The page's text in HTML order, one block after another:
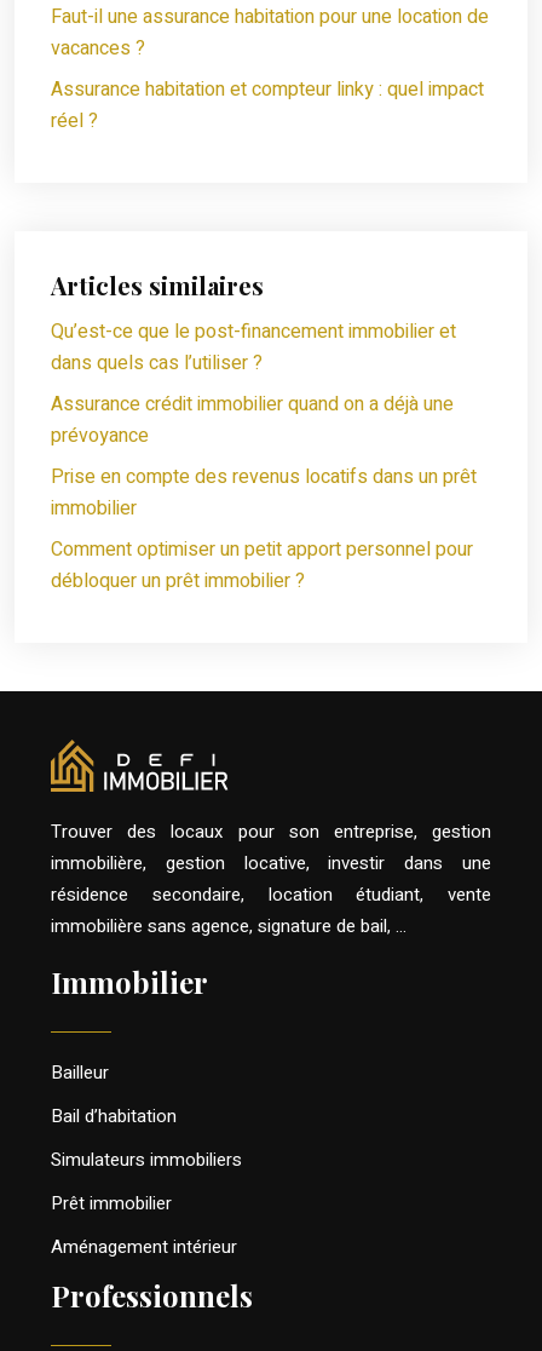
Faut-il une assurance habitation pour une location de
vacances ?
Assurance habitation et compteur linky : quel impact
réel ?
Articles similaires
Qu’est-ce que le post-financement immobilier et
dans quels cas l’utiliser ?
Assurance crédit immobilier quand on a déjà une
prévoyance
Prise en compte des revenus locatifs dans un prêt
immobilier
Comment optimiser un petit apport personnel pour
débloquer un prêt immobilier ?
Trouver des locaux pour son entreprise, gestion
immobilière, gestion locative, investir dans une
résidence secondaire, location étudiant, vente
immobilière sans agence, signature de bail, …
Immobilier
Bailleur
Bail d’habitation
Simulateurs immobiliers
Prêt immobilier
Aménagement intérieur
Professionnels